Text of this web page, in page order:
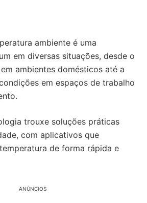
ambiente é uma
em diversas situações, desde o
ambientes domésticos até a
em espaços de trabalho
trouxe soluções práticas
com aplicativos que
de forma rápida e
ANÚNCIOS